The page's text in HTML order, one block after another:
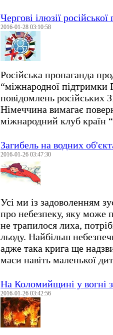
Чергові ілюзії
2016-01-28 03:10:58
Російська пропаганда
“міжнародної підтримки
повідомлень російських
Німеччина вимагає
міжнародний клуб країн
Загибель на водних
2016-01-26 03:47:30
Усі ми із задоволенням
про небезпеку, яку може
не трапилося лиха,
льоду. Найбільш
адже така крига ще
маси навіть маленької
На Коломийщині у вогні
2016-01-26 03:42:56